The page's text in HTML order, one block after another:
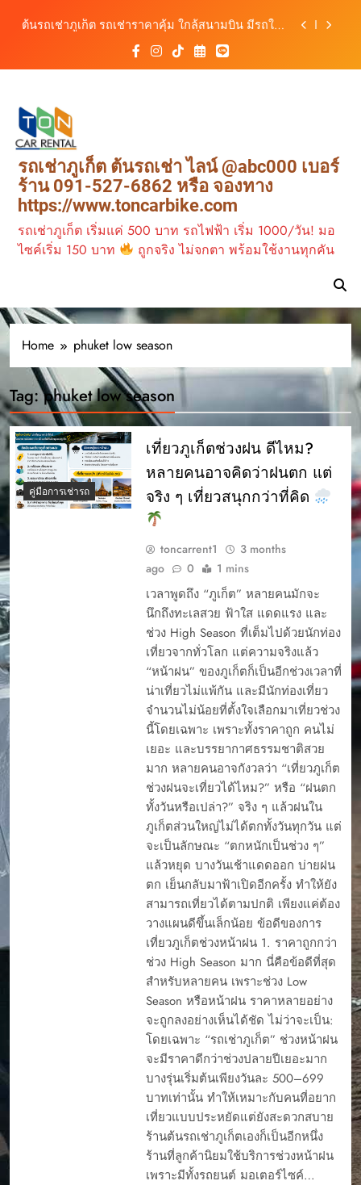
วิเคราะห์ตลาดรถเช่าภูเก็ต 3 เดือนข้างหน้า:
ต้นรถเช่าภูเก็ต บริการรถเช่าครบวงจร ราคาคุ้มค่า
เดินทางสะดวกทุกเส้นทาง
ภูเก็ตคล่องตัว กับต้นรถเช่าภูเก็ต
ต้นรถเช่าภูเก็ต รถเช่าราคาคุ้ม ใกล้สนามบิน มีรถให้
เลือกหลากหลาย พร้อมบริการ 24 ชั่วโมง
วิเคราะห์ตลาดรถเช่าภูเก็ต 3 เดือนข้างหน้า:
สิงหาคม–ตุลาคม 2569
ต้นรถเช่าภูเก็ต บริการรถเช่าครบวงจร ราคาคุ้มค่า
เดินทางสะดวกทุกเส้นทาง
รถเช่าภูเก็ต ต้นรถเช่า ไลน์ @abc000 เบอร์
ร้าน 091-527-6862 หรือ จองทาง
https://www.toncarbike.com
รถเช่าภูเก็ต เริ่มแค่ 500 บาท รถไฟฟ้า เริ่ม 1000/วัน! มอ
ไซค์เริ่ม 150 บาท
ถูกจริง ไม่จกตา พร้อมใช้งานทุกคัน
Home phuket low season
Tag:phuket low season
คู่มือการเช่ารถ
เที่ยวภูเก็ตช่วงฝน ดีไหม?
หลายคนอาจคิดว่าฝนตก แต่
จริง ๆ เที่ยวสนุกกว่าที่คิด
toncarrent1
3 months
ago
0 1 mins
เวลาพูดถึง “ภูเก็ต” หลายคนมักจะ
นึกถึงทะเลสวย ฟ้าใส แดดแรง และ
ช่วง High Season ที่เต็มไปด้วยนักท่อง
เที่ยวจากทั่วโลก แต่ความจริงแล้ว
“หน้าฝน” ของภูเก็ตก็เป็นอีกช่วงเวลาที่
น่าเที่ยวไม่แพ้กัน และมีนักท่องเที่ยว
จำนวนไม่น้อยที่ตั้งใจเลือกมาเที่ยวช่วง
นี้โดยเฉพาะ เพราะทั้งราคาถูก คนไม่
เยอะ และบรรยากาศธรรมชาติสวย
มาก หลายคนอาจกังวลว่า “เที่ยวภูเก็ต
ช่วงฝนจะเที่ยวได้ไหม?” หรือ “ฝนตก
ทั้งวันหรือเปล่า?” จริง ๆ แล้วฝนใน
ภูเก็ตส่วนใหญ่ไม่ได้ตกทั้งวันทุกวัน แต่
จะเป็นลักษณะ “ตกหนักเป็นช่วง ๆ”
แล้วหยุด บางวันเช้าแดดออก บ่ายฝน
ตก เย็นกลับมาฟ้าเปิดอีกครั้ง ทำให้ยัง
สามารถเที่ยวได้ตามปกติ เพียงแค่ต้อง
วางแผนดีขึ้นเล็กน้อย ข้อดีของการ
เที่ยวภูเก็ตช่วงหน้าฝน 1. ราคาถูกกว่า
ช่วง High Season มาก นี่คือข้อดีที่สุด
สำหรับหลายคน เพราะช่วง Low
Season หรือหน้าฝน ราคาหลายอย่าง
จะถูกลงอย่างเห็นได้ชัด ไม่ว่าจะเป็น:
โดยเฉพาะ “รถเช่าภูเก็ต” ช่วงหน้าฝน
จะมีราคาดีกว่าช่วงปลายปีเยอะมาก
บางรุ่นเริ่มต้นเพียงวันละ 500–699
บาทเท่านั้น ทำให้เหมาะกับคนที่อยาก
เที่ยวแบบประหยัดแต่ยังสะดวกสบาย
ร้านต้นรถเช่าภูเก็ตเองก็เป็นอีกหนึ่ง
ร้านที่ลูกค้านิยมใช้บริการช่วงหน้าฝน
เพราะมีทั้งรถยนต์ มอเตอร์ไซค์…